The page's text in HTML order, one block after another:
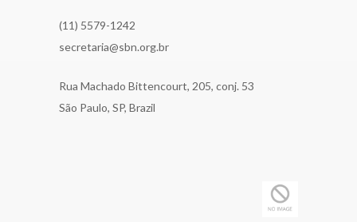
(11) 5579-1242
secretaria@sbn.org.br
Rua Machado Bittencourt, 205, conj. 53
São Paulo, SP, Brazil